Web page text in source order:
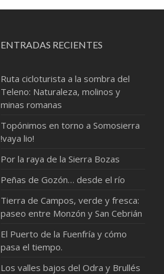
ENTRADAS RECIENTES
Ruta cicloturista a la sombra del
Teleno: Naturaleza, molinos y
minas romanas
Topónimos en torno a Somosierra
!vaya lio!
Por la raya de la Sierra Bozas
Peñas de Gozón… desde el río
Tierra de Campos, verde y fresca:
paseo entre Monzón y San Cebrián
El Puerto de la Fuenfría y cómo
pasa el tiempo.
Los valles bajos del Odra y Brullés